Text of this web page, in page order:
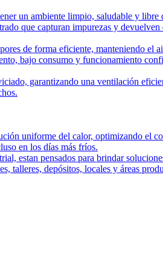
un ambiente limpio, saludable y libre
que capturan impurezas y
de forma eficiente, manteniendo el
bajo consumo y funcionamiento
garantizando una ventilación
uniforme del calor, optimizando el
en los días más fríos.
estan pensados para brindar
talleres, depósitos, locales y áreas